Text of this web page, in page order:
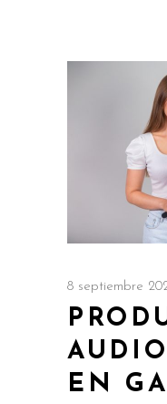
8 septiembre
EN